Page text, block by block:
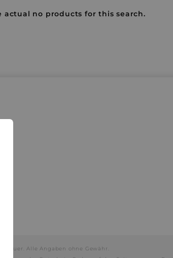
actual no products for this search.
Alle Angaben ohne Gewähr.